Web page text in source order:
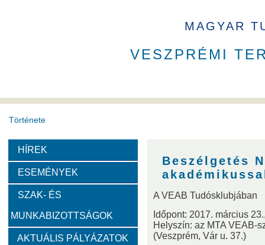
MAGYAR
VESZPRÉMI
Története
A VEAB története
Díjak
Emlékérem Év Kutatója VEAB Kiemelkedő Ifjú
HÍREK
ESEMÉNYEK
SZAK- ÉS
MUNKABIZOTTSÁGOK
AKTUÁLIS PÁLYÁZATOK
Beszélgetés
A VEAB Tudósklubjában
Időpont: 2017. március
Helyszín: az MTA VEAB-
(Veszprém, Vár u. 37.)